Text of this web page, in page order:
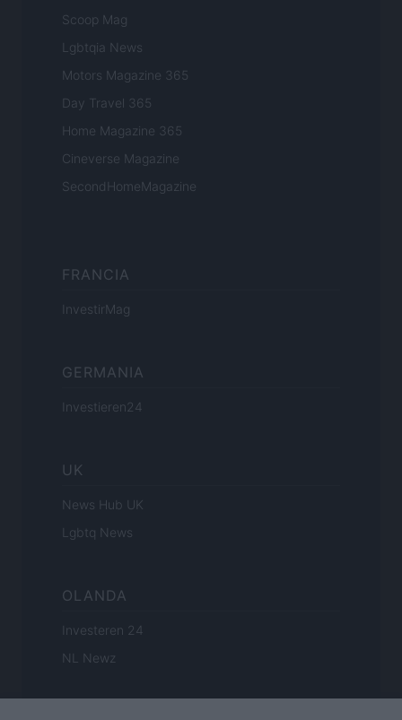
Scoop Mag
Lgbtqia News
Motors Magazine 365
Day Travel 365
Home Magazine 365
Cineverse Magazine
SecondHomeMagazine
FRANCIA
InvestirMag
GERMANIA
Investieren24
UK
News Hub UK
Lgbtq News
OLANDA
Investeren 24
NL Newz